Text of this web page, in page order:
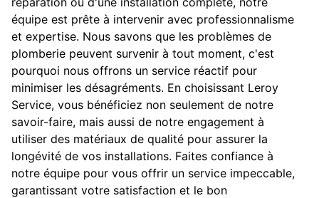
équipe est prête à intervenir avec professionnalisme
et expertise. Nous savons que les problèmes de
plomberie peuvent survenir à tout moment, c'est
pourquoi nous offrons un service réactif pour
minimiser les désagréments. En choisissant Leroy
Service, vous bénéficiez non seulement de notre
savoir-faire, mais aussi de notre engagement à
utiliser des matériaux de qualité pour assurer la
longévité de vos installations. Faites confiance à
notre équipe pour vous offrir un service impeccable,
garantissant votre satisfaction et le bon